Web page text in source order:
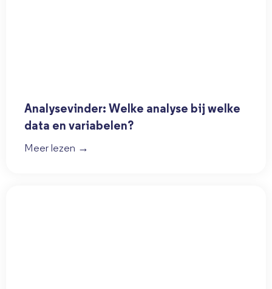
Analysevinder: Welke analyse bij welke
data en variabelen?
Meer lezen →